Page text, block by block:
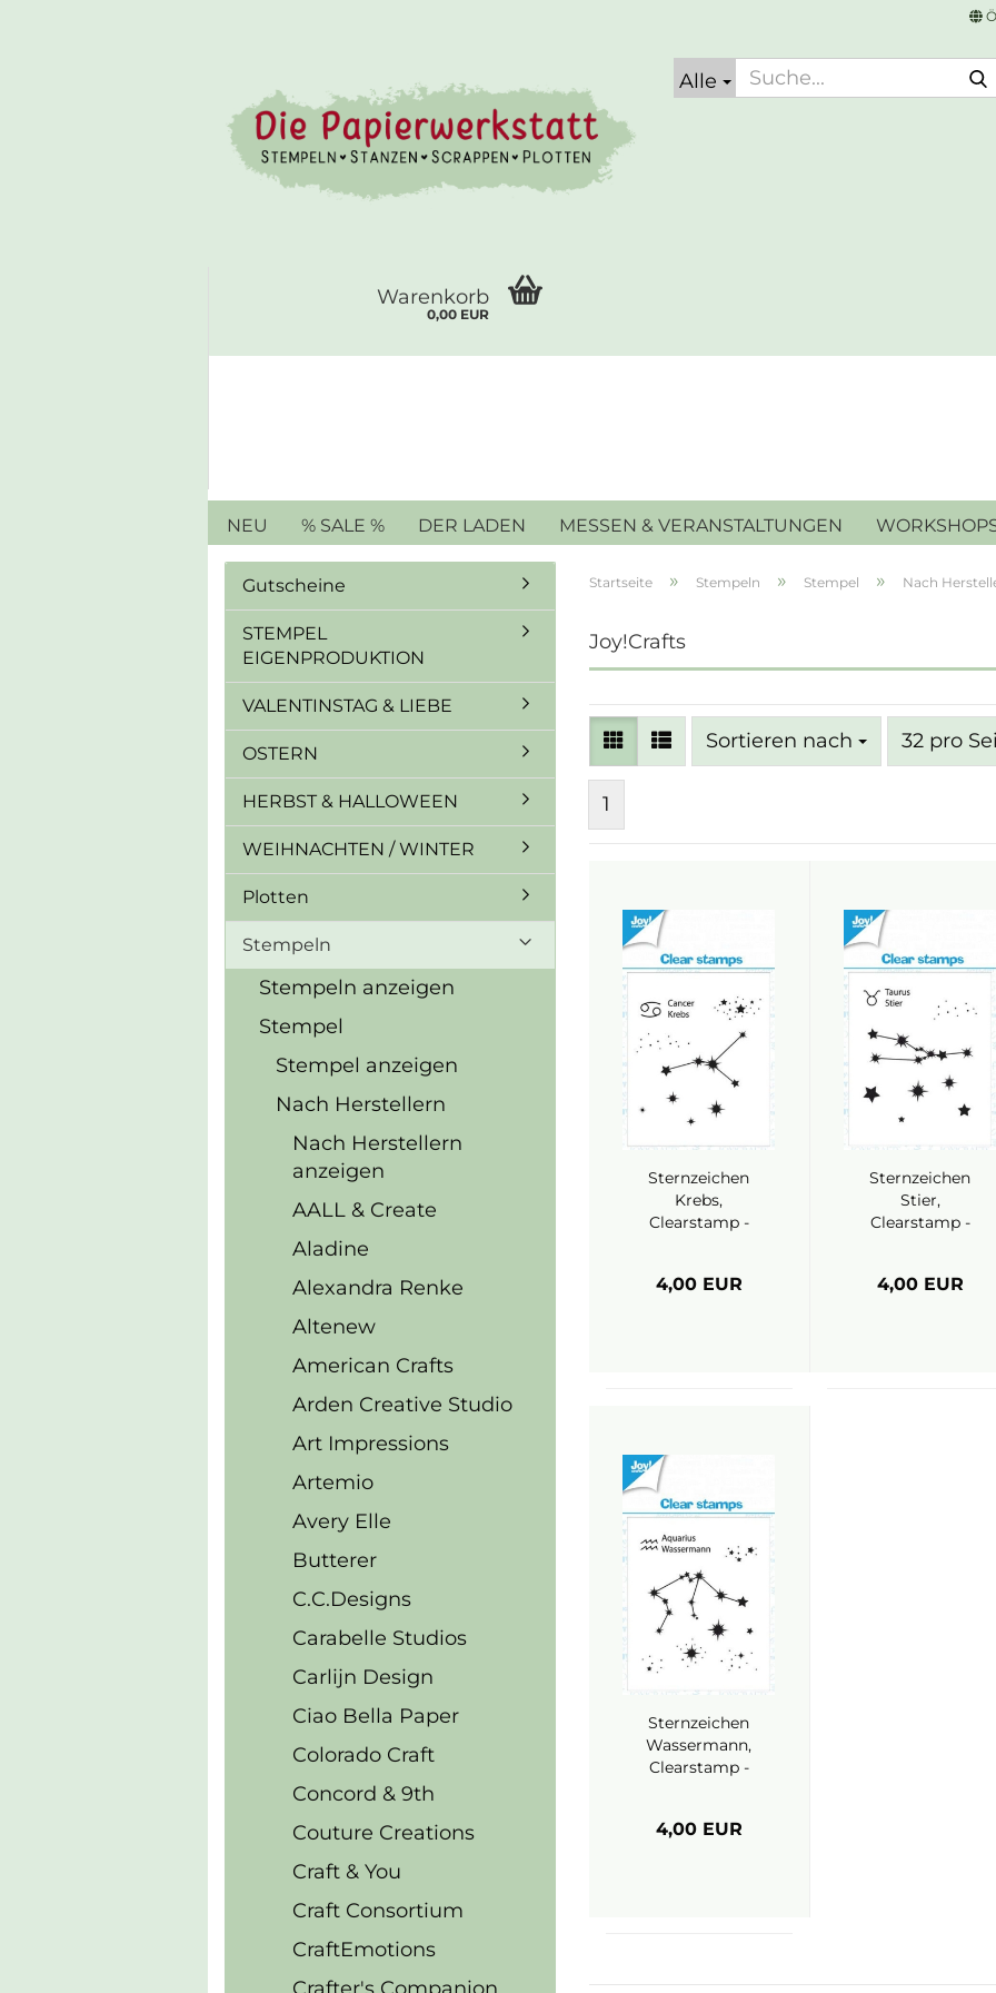
Alle
Warenkorb
0,00 EUR
NEU % SALE % DER LADEN MESSEN & VERANSTALTUNGEN
Startseite » Stempeln » Stempel » Nach
Joy!Crafts
Sortieren nach
Sortieren nach 32 pro
pro Seite
1
Sternzeichen
Krebs,
Clearstamp -
4,00 EUR
Sternzeichen
Stier,
Clearstamp -
4,00 EUR
Sternzeichen
Wassermann,
Clearstamp -
4,00 EUR
Gutscheine
STEMPEL
EIGENPRODUKTION
VALENTINSTAG & LIEBE
OSTERN
HERBST & HALLOWEEN
WEIHNACHTEN / WINTER
Plotten
Stempeln
Stempeln anzeigen
Stempel
Stempel anzeigen
Nach Herstellern
Nach Herstellern
anzeigen
AALL & Create
Aladine
Alexandra Renke
Altenew
American Crafts
Arden Creative Studio
Art Impressions
Artemio
Avery Elle
Butterer
C.C.Designs
Carabelle Studios
Carlijn Design
Ciao Bella Paper
Colorado Craft
Concord & 9th
Couture Creations
Craft & You
Craft Consortium
CraftEmotions